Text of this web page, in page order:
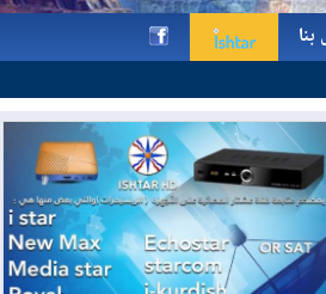
h